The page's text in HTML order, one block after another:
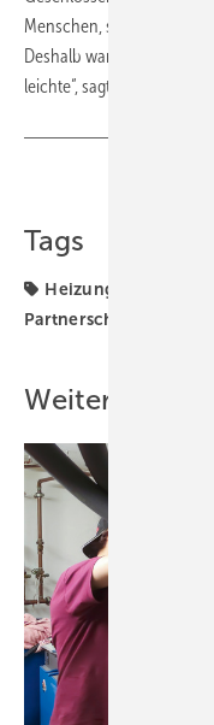
Menschen, sind die
Deshalb war die
leichte“, sagt Volker
Tags
Heizung
Partnerschaft
Weitere Inhalte